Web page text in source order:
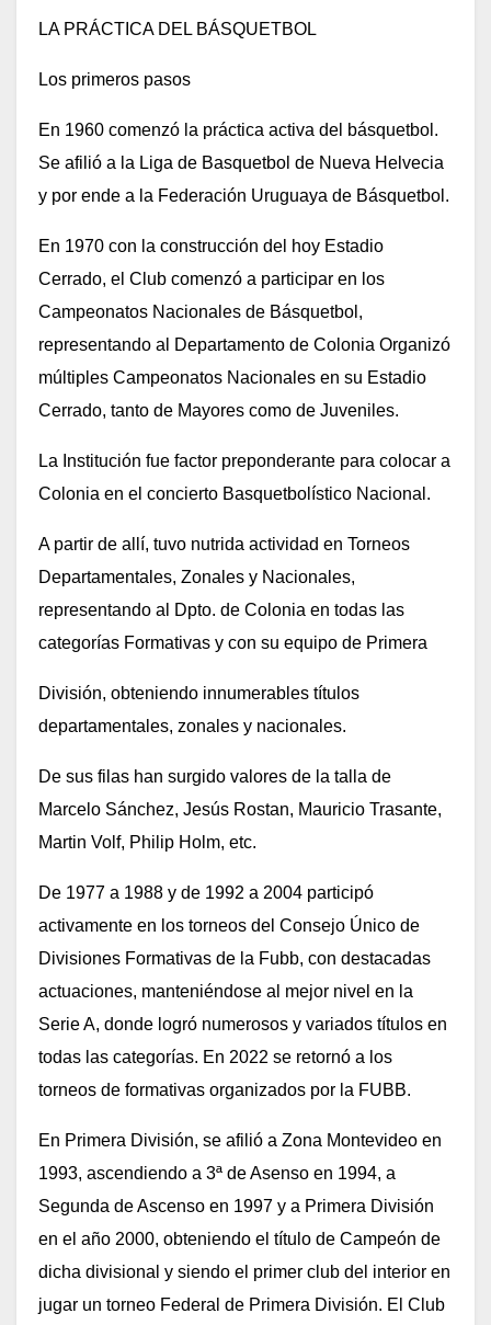
LA PRÁCTICA DEL BÁSQUETBOL
Los primeros pasos
En 1960 comenzó la práctica activa del básquetbol.
Se afilió a la Liga de Basquetbol de Nueva Helvecia
y por ende a la Federación Uruguaya de Básquetbol.
En 1970 con la construcción del hoy Estadio
Cerrado, el Club comenzó a participar en los
Campeonatos Nacionales de Básquetbol,
representando al Departamento de Colonia Organizó
múltiples Campeonatos Nacionales en su Estadio
Cerrado, tanto de Mayores como de Juveniles.
La Institución fue factor preponderante para colocar a
Colonia en el concierto Basquetbolístico Nacional.
A partir de allí, tuvo nutrida actividad en Torneos
Departamentales, Zonales y Nacionales,
representando al Dpto. de Colonia en todas las
categorías Formativas y con su equipo de Primera
División, obteniendo innumerables títulos
departamentales, zonales y nacionales.
De sus filas han surgido valores de la talla de
Marcelo Sánchez, Jesús Rostan, Mauricio Trasante,
Martin Volf, Philip Holm, etc.
De 1977 a 1988 y de 1992 a 2004 participó
activamente en los torneos del Consejo Único de
Divisiones Formativas de la Fubb, con destacadas
actuaciones, manteniéndose al mejor nivel en la
Serie A, donde logró numerosos y variados títulos en
todas las categorías. En 2022 se retornó a los
torneos de formativas organizados por la FUBB.
En Primera División, se afilió a Zona Montevideo en
1993, ascendiendo a 3ª de Asenso en 1994, a
Segunda de Ascenso en 1997 y a Primera División
en el año 2000, obteniendo el título de Campeón de
dicha divisional y siendo el primer club del interior en
jugar un torneo Federal de Primera División. El Club